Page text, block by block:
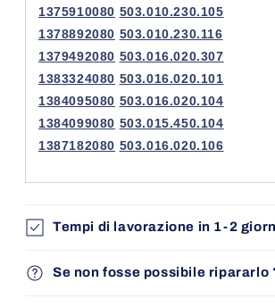
1375910080 503.010.230.105
1378892080 503.010.230.116
1379492080 503.016.020.307
1383324080 503.016.020.101
1384095080 503.016.020.104
1384099080 503.015.450.104
1387182080 503.016.020.106
Tempi di lavorazione in 1-2
Se non fosse possibile ripararlo